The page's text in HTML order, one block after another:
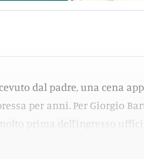
dal padre, una cena
per anni. Per Giorgio
prima dell’ingresso